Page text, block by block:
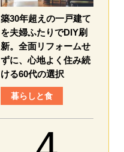
築30年超えの一戸建て
を夫婦ふたりでDIY刷
新。全面リフォームせ
ずに、心地よく住み続
ける60代の選択
暮らしと食